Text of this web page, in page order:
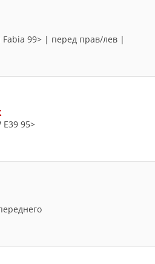
Fabia 99> | перед прав/лев |
E39 95>